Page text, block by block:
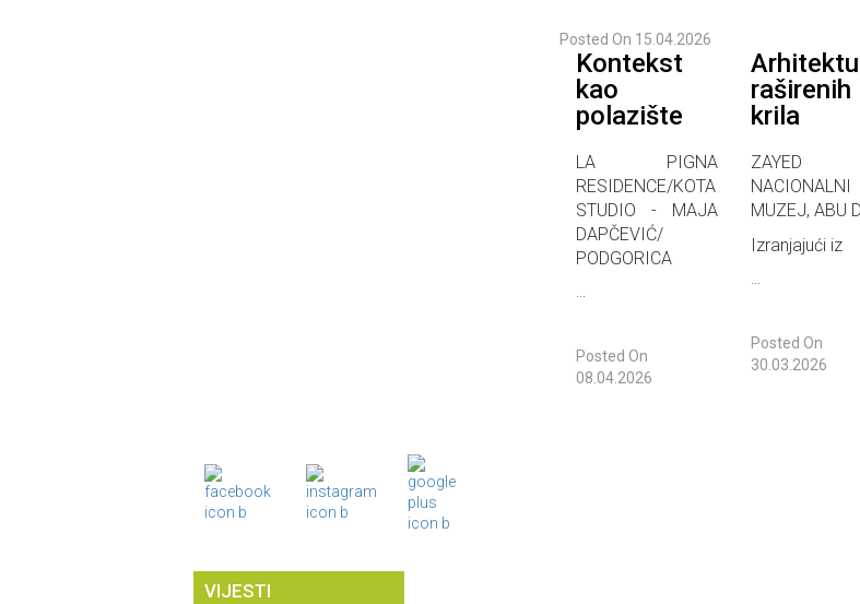
Posted On 15.04.2026
Posted On
08.04.2026
Kontekst
kao
polazište
LA PIGNA
RESIDENCE/KOTA
STUDIO - MAJA
DAPČEVIĆ/
PODGORICA
...
Posted On
30.03.2026
raširenih
krila
ZAYED
NACIONALNI
MUZEJ, ABU
Izranjajući iz
...
VIJESTI